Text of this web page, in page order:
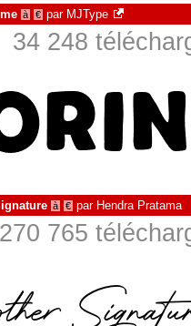
à € par MJType
34 248
à € par Hendra Pratama
270 765